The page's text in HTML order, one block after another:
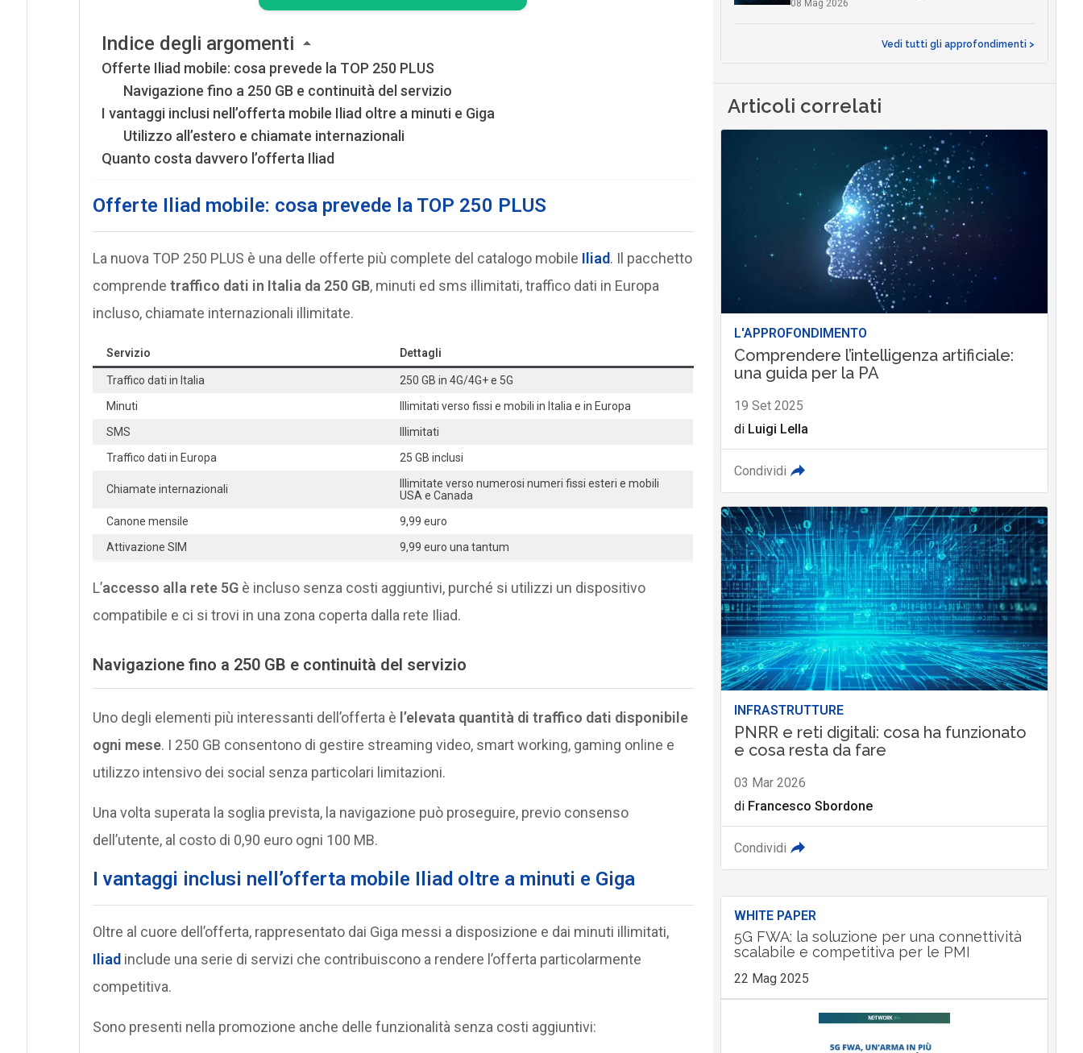
Indice degli argomenti
Offerte Iliad mobile: cosa prevede la TOP 250 PLUS
Navigazione fino a 250 GB e continuità del servizio
I vantaggi inclusi nell’offerta mobile Iliad oltre a minuti e Giga
Utilizzo all’estero e chiamate internazionali
Quanto costa davvero l’offerta Iliad
Offerte Iliad mobile: cosa prevede la TOP 250 PLUS
La nuova TOP 250 PLUS è una delle offerte più complete del catalogo mobile Iliad. Il pacchetto
comprende traffico dati in Italia da 250 GB, minuti ed sms illimitati, traffico dati in Europa
incluso, chiamate internazionali illimitate.
Servizio Dettagli
Traffico dati in Italia
250 GB in 4G/4G+ e 5G
Minuti
Illimitati verso fissi e mobili in Italia e in Europa
SMS
Illimitati
Traffico dati in Europa
25 GB inclusi
Chiamate internazionali
Illimitate verso numerosi numeri fissi esteri e mobili
USA e Canada
Canone mensile
9,99 euro
Attivazione SIM
9,99 euro una tantum
L’accesso alla rete 5Gè incluso senza costi aggiuntivi, purché si utilizzi un dispositivo
compatibile e ci si trovi in una zona coperta dalla rete Iliad.
Navigazione fino a 250 GB e continuità del servizio
Uno degli elementi più interessanti dell’offerta è l’elevata quantità di traffico dati disponibile
ogni mese. I 250 GB consentono di gestire streaming video, smart working, gaming online e
utilizzo intensivo dei social senza particolari limitazioni.
Una volta superata la soglia prevista, la navigazione può proseguire, previo consenso
dell’utente, al costo di 0,90 euro ogni 100 MB.
I vantaggi inclusi nell’offerta mobile Iliad oltre a minuti e Giga
Oltre al cuore dell’offerta, rappresentato dai Giga messi a disposizione e dai minuti illimitati,
Iliadinclude una serie di servizi che contribuiscono a rendere l’offerta particolarmente
competitiva.
Sono presenti nella promozione anche delle funzionalità senza costi aggiuntivi:
08 Mag 2026
Vedi tutti gli approfondimenti >
Articoli correlati
L'APPROFONDIMENTO
Comprendere l’intelligenza artificiale:
una guida per la PA
19 Set 2025
di Luigi Lella
Condividi
INFRASTRUTTURE
PNRR e reti digitali: cosa ha funzionato
e cosa resta da fare
03 Mar 2026
di Francesco Sbordone
Condividi
WHITE PAPER
5G FWA: la soluzione per una connettività
scalabile e competitiva per le PMI
22 Mag 2025